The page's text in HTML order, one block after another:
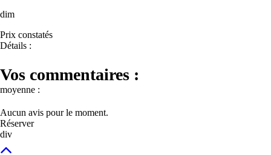
dim
Prix constatés
Détails :
Vos commentaires :
moyenne :
Aucun avis pour le moment.
Réserver
div